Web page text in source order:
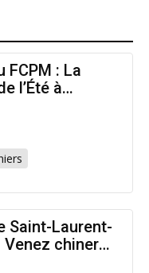
FCPM : La
l’Été à
Saint-Laurent-
Venez chiner
!